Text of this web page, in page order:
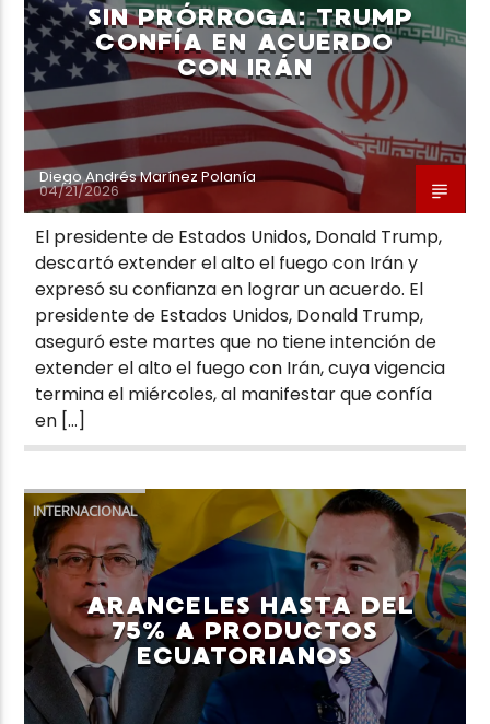
SIN PRÓRROGA: TRUMP
CONFÍA EN ACUERDO
CON IRÁN
Diego Andrés Marínez Polanía
04/21/2026
El presidente de Estados Unidos, Donald Trump,
descartó extender el alto el fuego con Irán y
expresó su confianza en lograr un acuerdo. El
presidente de Estados Unidos, Donald Trump,
aseguró este martes que no tiene intención de
extender el alto el fuego con Irán, cuya vigencia
termina el miércoles, al manifestar que confía
en […]
INTERNACIONAL
ARANCELES HASTA DEL
75% A PRODUCTOS
ECUATORIANOS